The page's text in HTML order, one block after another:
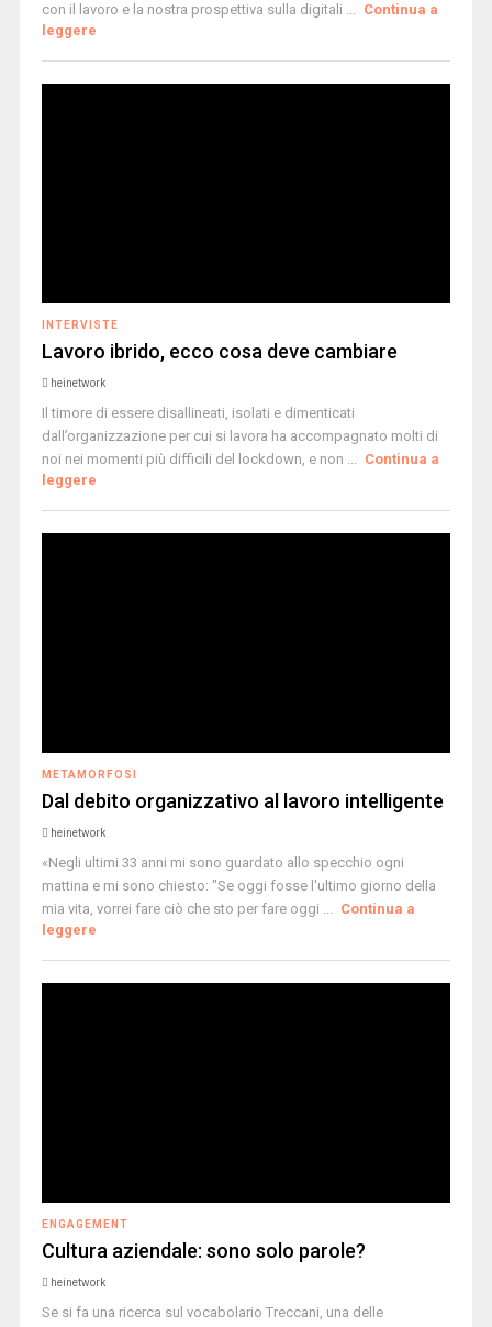
con il lavoro e la nostra prospettiva sulla digitali ... Continua a
leggere
INTERVISTE
Lavoro ibrido, ecco cosa deve cambiare
heinetwork
Il timore di essere disallineati, isolati e dimenticati
dall’organizzazione per cui si lavora ha accompagnato molti di
noi nei momenti più difficili del lockdown, e non ... Continua a
leggere
METAMORFOSI
Dal debito organizzativo al lavoro intelligente
heinetwork
«Negli ultimi 33 anni mi sono guardato allo specchio ogni
mattina e mi sono chiesto: "Se oggi fosse l'ultimo giorno della
mia vita, vorrei fare ciò che sto per fare oggi ... Continua a
leggere
ENGAGEMENT
Cultura aziendale: sono solo parole?
heinetwork
Se si fa una ricerca sul vocabolario Treccani, una delle